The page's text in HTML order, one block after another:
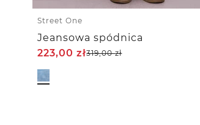
Street One
Jeansowa spódnica
223,00zł319,00zł